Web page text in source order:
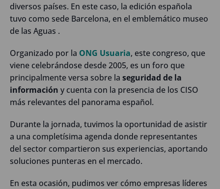
diversos países. En este caso, la edición española
tuvo como sede Barcelona, en el emblemático museo
de las Aguas .
Organizado por la ONG Usuaria, este congreso, que
viene celebrándose desde 2005, es un foro que
principalmente versa sobre la seguridad de la
información y cuenta con la presencia de los CISO
más relevantes del panorama español.
Durante la jornada, tuvimos la oportunidad de asistir
a una completísima agenda donde representantes
del sector compartieron sus experiencias, aportando
soluciones punteras en el mercado.
En esta ocasión, pudimos ver cómo empresas líderes